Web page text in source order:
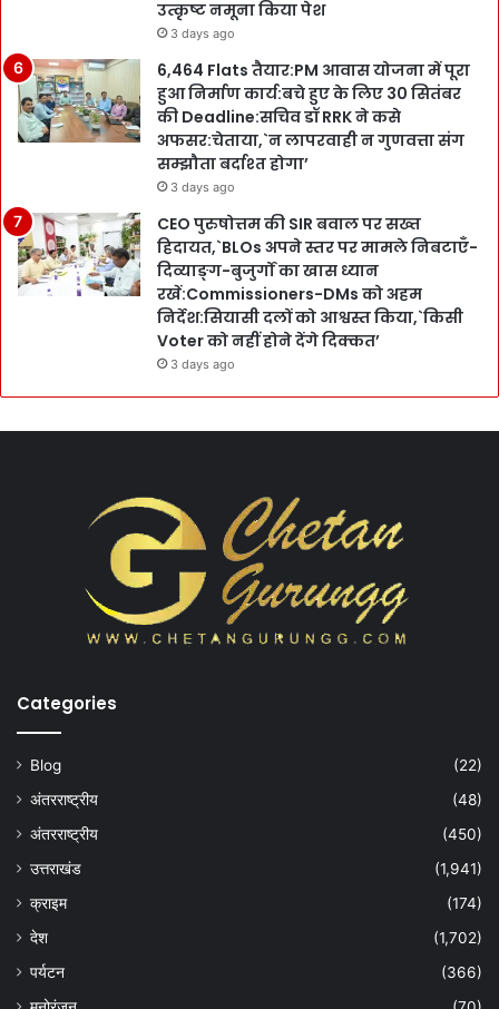
उत्कृष्ट नमूना किया पेश
3 days ago
6,464 Flats तैयार:PM आवास योजना में पूरा
हुआ निर्माण कार्य:बचे हुए के लिए 30 सितंबर
की Deadline:सचिव डॉ RRK ने कसे
अफसर:चेताया,`न लापरवाही न गुणवत्ता संग
सम्झौता बर्दाश्त होगा’
3 days ago
CEO पुरुषोत्तम की SIR बवाल पर सख्त
हिदायत,`BLOs अपने स्तर पर मामले निबटाएँ-
दिव्याङ्ग-बुजुर्गों का खास ध्यान
रखें:Commissioners-DMs को अहम
निर्देश:सियासी दलों को आश्वस्त किया,`किसी
Voter को नहीं होने देंगे दिक्कत’
3 days ago
Categories
Blog
(22)
अंतरराष्ट्रीय
(48)
अंतरराष्ट्रीय
(450)
उत्तराखंड
(1,941)
क्राइम
(174)
देश
(1,702)
पर्यटन
(366)